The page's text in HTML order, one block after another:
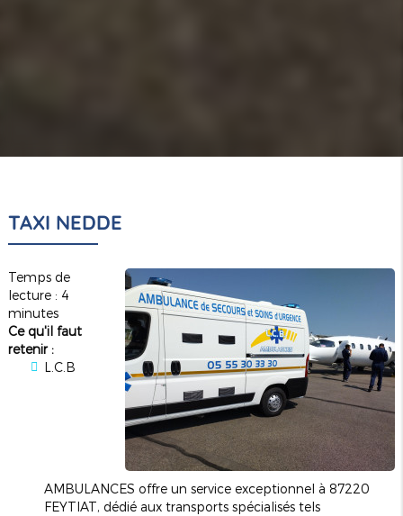
TAXI NEDDE
Temps de
lecture : 4
minutes
Ce qu'il faut
retenir :
L.C.B
AMBULANCES offre un service exceptionnel à 87220
FEYTIAT, dédié aux transports spécialisés tels